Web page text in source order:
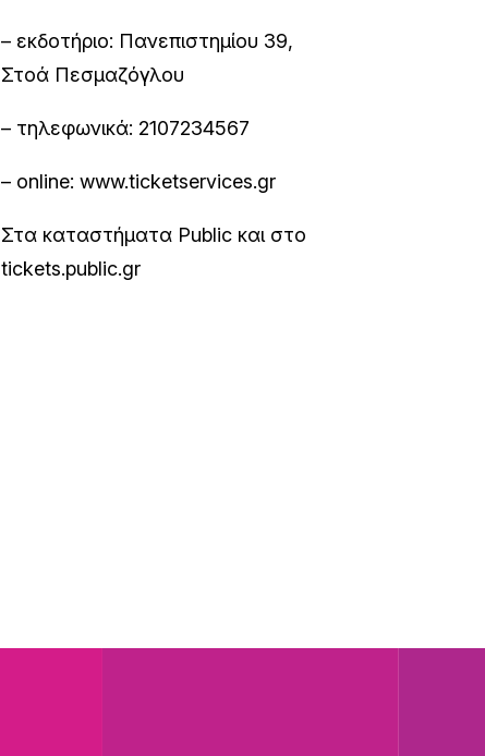
– εκδοτήριο: Πανεπιστημίου 39,
Στοά Πεσμαζόγλου
– τηλεφωνικά: 2107234567
– online:www.ticketservices.gr
Στα καταστήματα Public και στο
tickets.public.gr